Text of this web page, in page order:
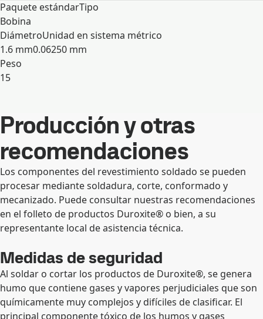
Paquete estándarTipo
Bobina
DiámetroUnidad en sistema métrico
1.6 mm0.06250 mm
Peso
15
Producción y otras
recomendaciones
Los componentes del revestimiento soldado se pueden
procesar mediante soldadura, corte, conformado y
mecanizado. Puede consultar nuestras recomendaciones
en el folleto de productos Duroxite® o bien, a su
representante local de asistencia técnica.
Medidas de seguridad
Al soldar o cortar los productos de Duroxite®, se genera
humo que contiene gases y vapores perjudiciales que son
químicamente muy complejos y difíciles de clasificar. El
principal componente tóxico de los humos y gases